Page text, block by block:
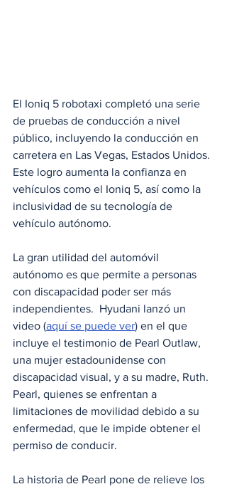
El Ioniq 5 robotaxi completó una serie
de pruebas de conducción a nivel
público, incluyendo la conducción en
carretera en Las Vegas, Estados Unidos.
Este logro aumenta la confianza en
vehículos como el Ioniq 5, así como la
inclusividad de su tecnología de
vehículo autónomo.
La gran utilidad del automóvil
autónomo es que permite a personas
con discapacidad poder ser más
independientes.  Hyudani lanzó un
video (aquí se puede ver) en el que
incluye el testimonio de Pearl Outlaw,
una mujer estadounidense con
discapacidad visual, y a su madre, Ruth.
Pearl, quienes se enfrentan a
limitaciones de movilidad debido a su
enfermedad, que le impide obtener el
permiso de conducir.
La historia de Pearl pone de relieve los